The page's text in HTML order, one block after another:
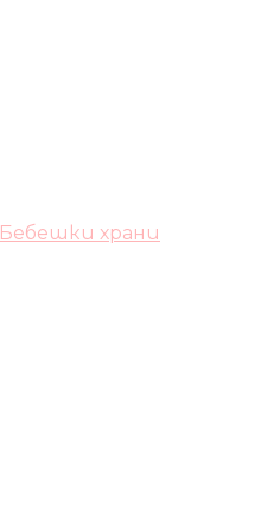
Бебешки храни